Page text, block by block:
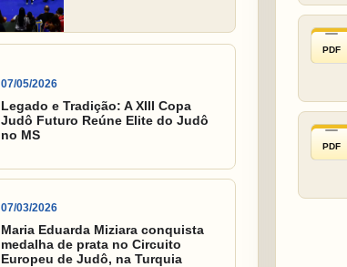
07/05/2026
Legado e Tradição: A XIII Copa
Judô Futuro Reúne Elite do Judô
no MS
07/03/2026
Maria Eduarda Miziara conquista
medalha de prata no Circuito
Europeu de Judô, na Turquia
PDF
PDF